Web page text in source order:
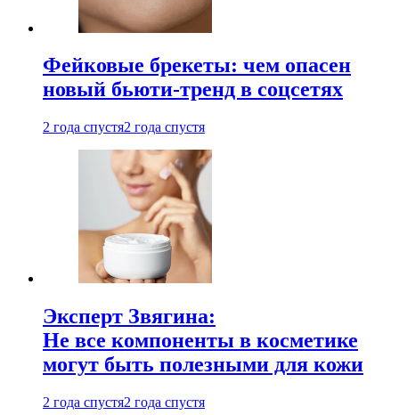
Фейковые брекеты: чем опасен
новый бьюти-тренд в соцсетях
2 года спустя2 года спустя
Эксперт Звягина:
Не все компоненты в косметике
могут быть полезными для кожи
2 года спустя2 года спустя